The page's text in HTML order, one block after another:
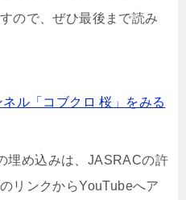
ので、ぜひ最後まで読み
ル「コブクロ 桜」をみる
埋め込みは、JASRACの許
リンクからYouTubeへア